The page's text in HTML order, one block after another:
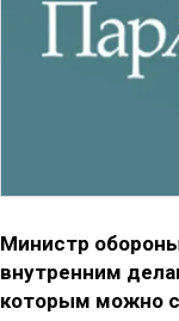
Министр
внутренним
которым можно